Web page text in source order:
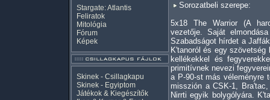
Stargate: Atlantis
Feliratok
Mitológia
Fórum
Képek
Skinek - Csillagkapu
Skinek - Egyiptom
Játékok & Kiegészítők
Sorozatbeli szerepe:
5x18 The Warrior (A
vezetője. Saját
Szabadságot hírdet a
K'tanoról és egy
kellékekkel és
primitívnek nevezi
a P-90-st más véleményre
misszión a CSK-1,
Nirrti egyik bolygólyára.